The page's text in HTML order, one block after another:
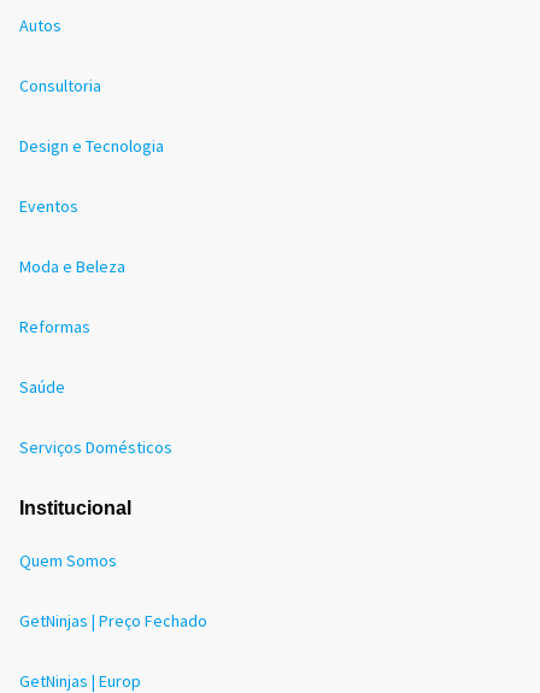
Autos
Consultoria
Design e Tecnologia
Eventos
Moda e Beleza
Reformas
Saúde
Serviços Domésticos
Institucional
Quem Somos
GetNinjas | Preço Fechado
GetNinjas | Europ